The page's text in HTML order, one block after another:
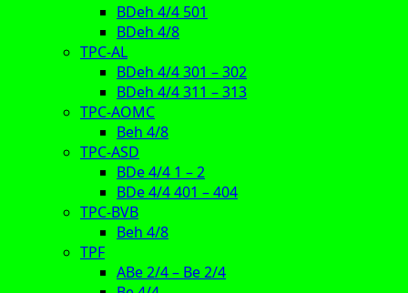
BDeh 4/4 501
BDeh 4/8
TPC-AL
BDeh 4/4 301 – 302
BDeh 4/4 311 – 313
TPC-AOMC
Beh 4/8
TPC-ASD
BDe 4/4 1 – 2
BDe 4/4 401 – 404
TPC-BVB
Beh 4/8
TPF
ABe 2/4 – Be 2/4